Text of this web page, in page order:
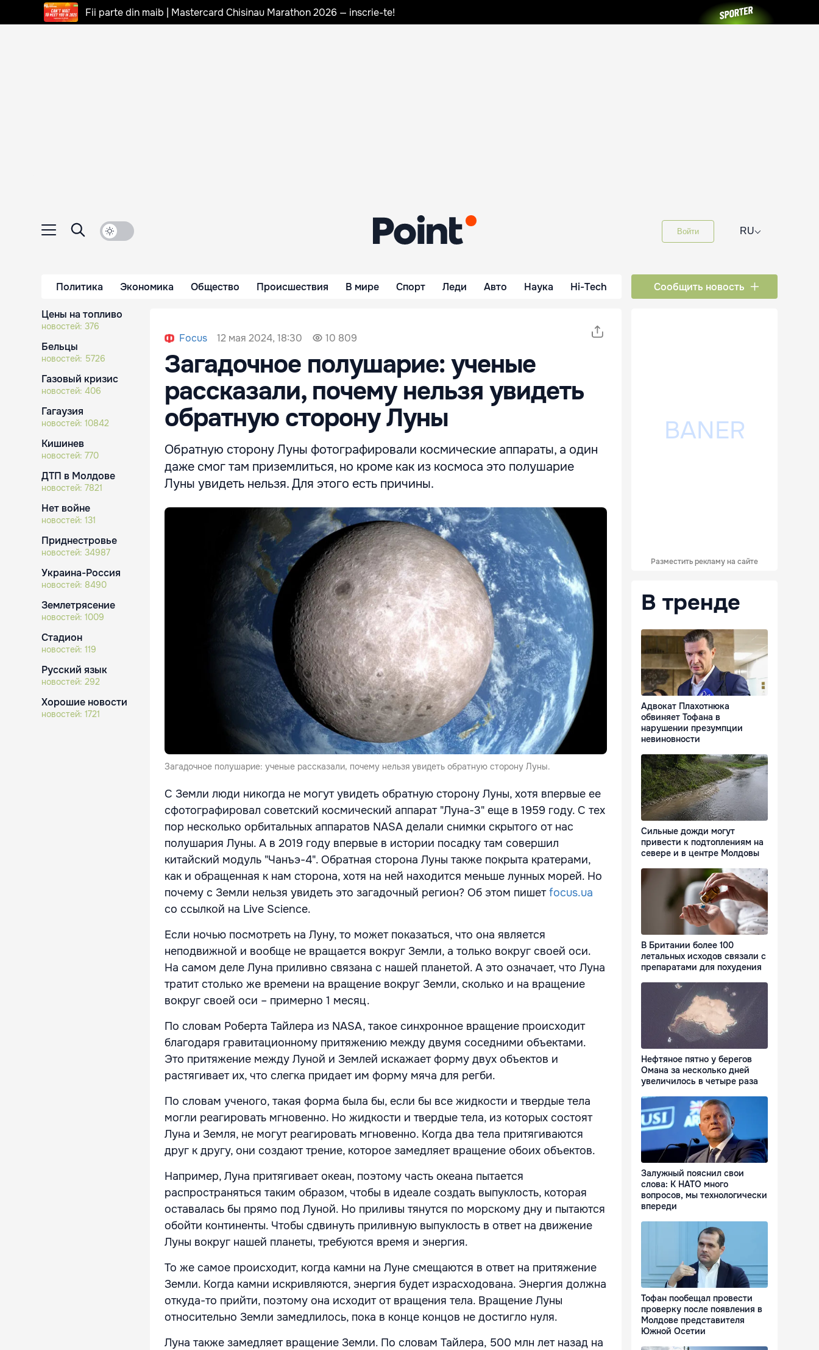
Fii parte din maib | Mastercard Chisinau Marathon 2026 — inscrie-te!
Войти RU⌵
Политика Экономика Общество Происшествия В мире Спорт Леди Авто Наука Hi-Tech Сообщить новость
Цены на топливо
новостей: 376
Бельцы
новостей: 5726
Газовый кризис
новостей: 406
Гагаузия
новостей: 10842
Кишинев
новостей: 770
ДТП в Молдове
новостей: 7821
Нет войне
новостей: 131
Приднестровье
новостей: 34987
Украина-Россия
новостей: 8490
Землетрясение
новостей: 1009
Стадион
новостей: 119
Русский язык
новостей: 292
Хорошие новости
новостей: 1721
Focus 12 мая 2024, 18:30 10 809
Загадочное полушарие: ученые
рассказали, почему нельзя увидеть
обратную сторону Луны
Обратную сторону Луны фотографировали космические аппараты, а один
даже смог там приземлиться, но кроме как из космоса это полушарие
Луны увидеть нельзя. Для этого есть причины.
Загадочное полушарие: ученые рассказали, почему нельзя увидеть обратную сторону Луны.
С Земли люди никогда не могут увидеть обратную сторону Луны, хотя впервые ее
сфотографировал советский космический аппарат "Луна-3" еще в 1959 году. С тех
пор несколько орбитальных аппаратов NASA делали снимки скрытого от нас
полушария Луны. А в 2019 году впервые в истории посадку там совершил
китайский модуль "Чанъэ-4". Обратная сторона Луны также покрыта кратерами,
как и обращенная к нам сторона, хотя на ней находится меньше лунных морей. Но
почему с Земли нельзя увидеть это загадочный регион? Об этом пишетfocus.ua
со ссылкой на Live Science.
Если ночью посмотреть на Луну, то может показаться, что она является
неподвижной и вообще не вращается вокруг Земли, а только вокруг своей оси.
На самом деле Луна приливно связана с нашей планетой. А это означает, что Луна
тратит столько же времени на вращение вокруг Земли, сколько и на вращение
вокруг своей оси – примерно 1 месяц.
По словам Роберта Тайлера из NASA, такое синхронное вращение происходит
благодаря гравитационному притяжению между двумя соседними объектами.
Это притяжение между Луной и Землей искажает форму двух объектов и
растягивает их, что слегка придает им форму мяча для регби.
По словам ученого, такая форма была бы, если бы все жидкости и твердые тела
могли реагировать мгновенно. Но жидкости и твердые тела, из которых состоят
Луна и Земля, не могут реагировать мгновенно. Когда два тела притягиваются
друг к другу, они создают трение, которое замедляет вращение обоих объектов.
Например, Луна притягивает океан, поэтому часть океана пытается
распространяться таким образом, чтобы в идеале создать выпуклость, которая
оставалась бы прямо под Луной. Но приливы тянутся по морскому дну и пытаются
обойти континенты. Чтобы сдвинуть приливную выпуклость в ответ на движение
Луны вокруг нашей планеты, требуются время и энергия.
То же самое происходит, когда камни на Луне смещаются в ответ на притяжение
Земли. Когда камни искривляются, энергия будет израсходована. Энергия должна
откуда-то прийти, поэтому она исходит от вращения тела. Вращение Луны
относительно Земли замедлилось, пока в конце концов не достигло нуля.
Луна также замедляет вращение Земли. По словам Тайлера, 500 млн лет назад на
Разместить рекламу на сайте
В тренде
Адвокат Плахотнюка
обвиняет Тофана в
нарушении презумпции
невиновности
Сильные дожди могут
привести к подтоплениям на
севере и в центре Молдовы
В Британии более 100
летальных исходов связали с
препаратами для похудения
Нефтяное пятно у берегов
Омана за несколько дней
увеличилось в четыре раза
Залужный пояснил свои
слова: К НАТО много
вопросов, мы технологически
впереди
Тофан пообещал провести
проверку после появления в
Молдове представителя
Южной Осетии